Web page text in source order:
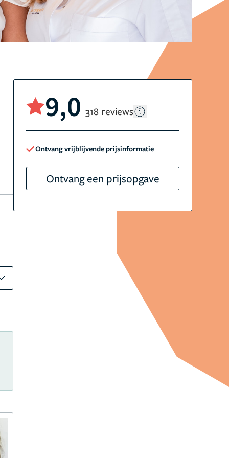
9,0 318 reviews
Ontvang vrijblijvende prijsinformatie
Ontvang een prijsopgave